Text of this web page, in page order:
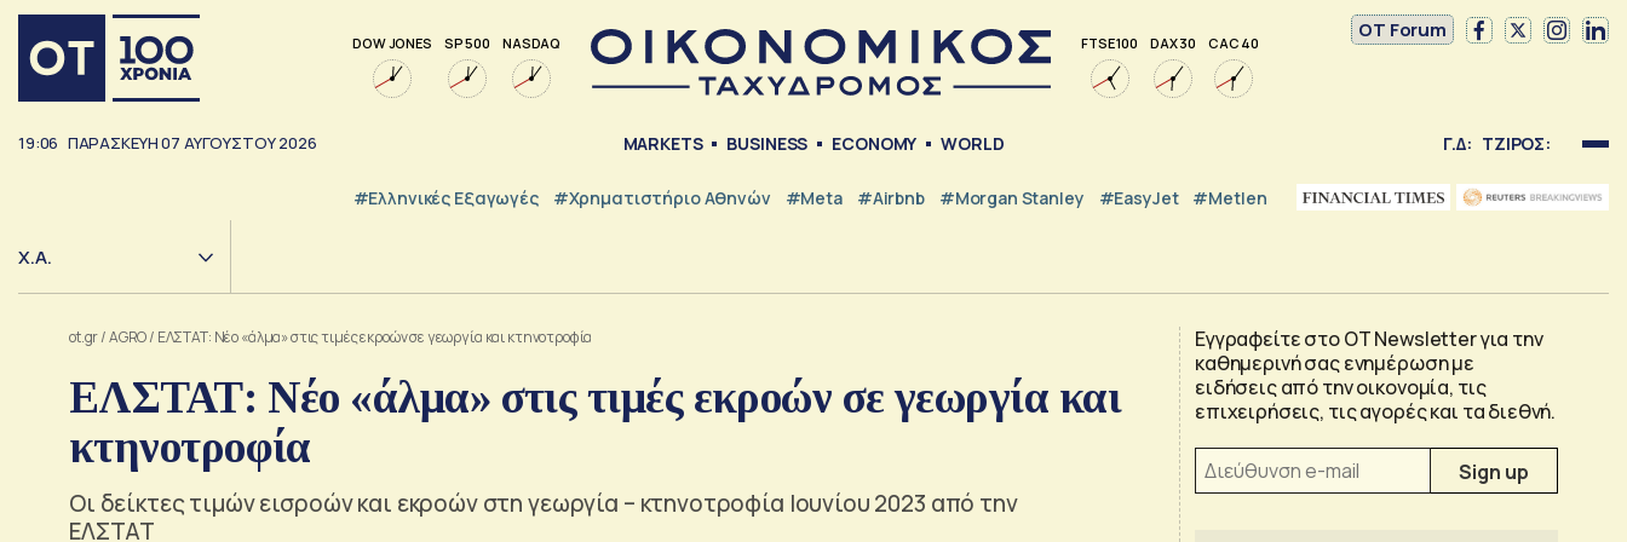
DOW JONES SP 500 NASDAQ FTSE 100 DAX 30 CAC 40
OT Forum
19:06 ΠΑΡΑΣΚΕΥΗ07 ΑΥΓΟΥΣΤΟΥ2026 MARKETS BUSINESS ECONOMY WORLD Γ.Δ: ΤΖΙΡΟΣ:
#Ελληνικές Εξαγωγές #Χρηματιστήριο Αθηνών #Meta #Airbnb #Morgan Stanley #EasyJet #Metlen
Χ.Α.
ot.gr/AGRO/ ΕΛΣΤΑΤ: Νέο «άλμα» στις τιμές εκροών σε γεωργία και κτηνοτροφία
ΕΛΣΤΑΤ: Νέο «άλμα» στις τιμές εκροών σε γεωργία και
κτηνοτροφία
Οι δείκτες τιμών εισροών και εκροών στη γεωργία – κτηνοτροφία Ιουνίου 2023 από την
ΕΛΣΤΑΤ
Εγγραφείτε στο OT Newsletter για την
καθημερινή σας ενημέρωση με
ειδήσεις από την οικονομία, τις
επιχειρήσεις, τις αγορές και τα διεθνή.